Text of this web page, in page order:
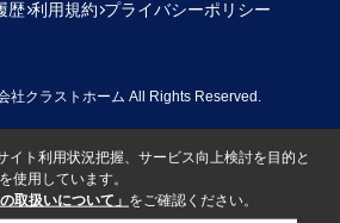
歴 利用規約 プライバシーポリシー
社クラストホーム All Rights Reserved.
イト利用状況把握、サービス向上検討を目的と
使用しています。
取扱いについて」 をご確認ください。